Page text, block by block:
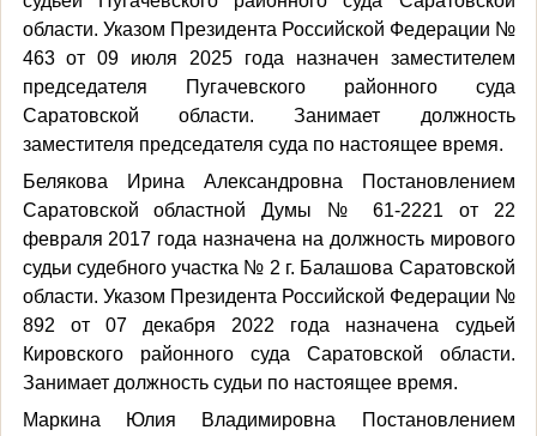
области. Указом Президента Российской Федерации №
463 от 09 июля 2025 года назначен заместителем
председателя Пугачевского районного суда
Саратовской области. Занимает должность
заместителя председателя суда по настоящее время.
Белякова Ирина Александровна Постановлением
Саратовской областной Думы № 61-2221 от 22
февраля 2017 года назначена на должность мирового
судьи судебного участка № 2 г. Балашова Саратовской
области. Указом Президента Российской Федерации №
892 от 07 декабря 2022 года назначена судьей
Кировского районного суда Саратовской области.
Занимает должность судьи по настоящее время.
Маркина Юлия Владимировна Постановлением